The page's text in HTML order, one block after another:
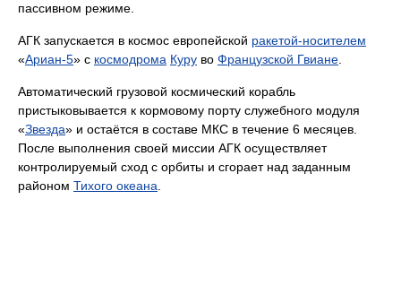
пассивном режиме.
АГК запускается в космос европейской ракетой-носителем
«Ариан-5» с космодрома Куру во Французской Гвиане.
Автоматический грузовой космический корабль
пристыковывается к кормовому порту служебного модуля
«Звезда» и остаётся в составе МКС в течение 6 месяцев.
После выполнения своей миссии АГК осуществляет
контролируемый сход с орбиты и сгорает над заданным
районом Тихого океана.